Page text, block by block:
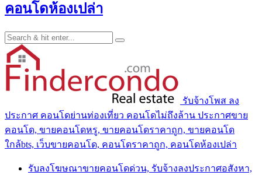
คอนโดห้องเปล่า
รับจ้างโพส ลง
ประกาศ คอนโดย่านท่องเที่ยว คอนโดไม่ถึงล้าน ประกาศขาย
คอนโด, ขายคอนโดหรู, ขายคอนโดราคาถูก, ขายคอนโด
ใกล้bts, เว็บขายคอนโด, คอนโดราคาถูก, คอนโดห้องเปล่า
รับลงโฆษณาขายคอนโดด่วน, รับจ้างลงประกาศอสังหา,